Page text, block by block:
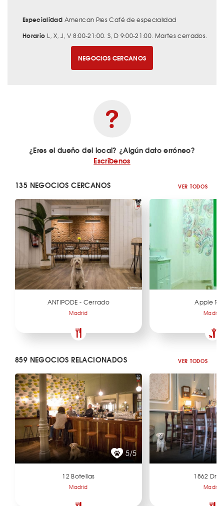
Especialidad American Pies Café de especialidad
Horario L, X, J, V 8:00-21:00. S, D 9:00-21:00. Martes cerrados.
NEGOCIOS CERCANOS
¿Eres el dueño del local? ¿Algún dato erróneo?
Escríbenos
135 NEGOCIOS CERCANOS VER TODOS
ANTIPODE - Cerrado
Madrid
Apple
Madrid
859 NEGOCIOS RELACIONADOS VER TODOS
5/5
12 Botellas
Madrid
1862 Dry
Madrid